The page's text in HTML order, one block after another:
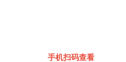
手机扫码查看